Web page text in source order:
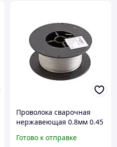
Проволока сварочная
нержавеющая 0.8мм 0.45
катушкой)
Готово к отправке